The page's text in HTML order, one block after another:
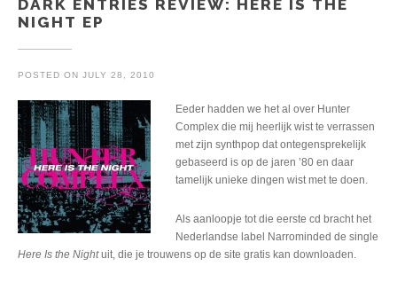
DARK ENTRIES REVIEW: HERE IS THE
NIGHT EP
POSTED ON JULY 28, 2010
Eeder hadden we het al over Hunter
Complex die mij heerlijk wist te verrassen
met zijn synthpop dat ontegensprekelijk
gebaseerd is op de jaren ’80 en daar
tamelijk unieke dingen wist met te doen.
Als aanloopje tot die eerste cd bracht het
Nederlandse label Narrominded de single
Here Is the Nightuit, die je trouwens op de site gratis kan downloaden.